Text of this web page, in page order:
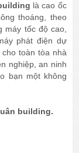
là cao ốc
thoáng, theo
máy tốc độ cao,
phát điện dự
toàn tòa nhà
nghiệp, an ninh
bạn một không
building.